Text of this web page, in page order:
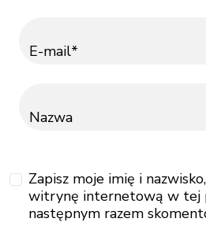
E-mail*
Nazwa
Zapisz moje imię i
witrynę internetową w tej
następnym razem